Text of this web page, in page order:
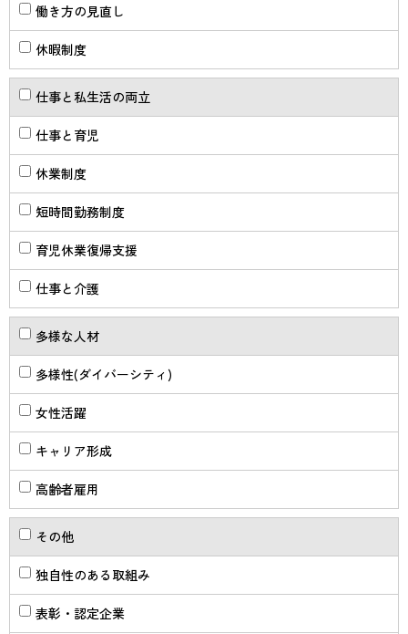
働き方の見直し
休暇制度
仕事と私生活の両立
仕事と育児
休業制度
短時間勤務制度
育児休業復帰支援
仕事と介護
多様な人材
多様性(ダイバーシティ)
女性活躍
キャリア形成
高齢者雇用
その他
独自性のある取組み
表彰・認定企業